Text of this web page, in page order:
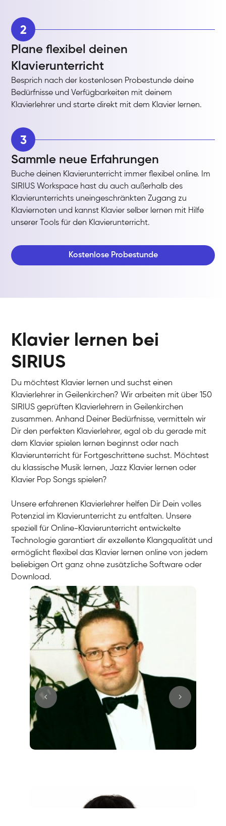
2
Plane flexibel deinen
Klavierunterricht
Besprich nach der kostenlosen Probestunde deine
Bedürfnisse und Verfügbarkeiten mit deinem
Klavierlehrer und starte direkt mit dem Klavier lernen.
3
Sammle neue Erfahrungen
Buche deinen Klavierunterricht immer flexibel online. Im
SIRIUS Workspace hast du auch außerhalb des
Klavierunterrichts uneingeschränkten Zugang zu
Klaviernoten und kannst Klavier selber lernen mit Hilfe
unserer Tools für den Klavierunterricht.
Kostenlose Probestunde
Klavier lernen bei
SIRIUS
Du möchtest Klavier lernen und suchst einen
Klavierlehrer in Geilenkirchen? Wir arbeiten mit über 150
SIRIUS geprüften Klavierlehrern in Geilenkirchen
zusammen. Anhand Deiner Bedürfnisse, vermitteln wir
Dir den perfekten Klavierlehrer, egal ob du gerade mit
dem Klavier spielen lernen beginnst oder nach
Klavierunterricht für Fortgeschrittene suchst. Möchtest
du klassische Musik lernen, Jazz Klavier lernen oder
Klavier Pop Songs spielen?
Unsere erfahrenen Klavierlehrer helfen Dir Dein volles
Potenzial im Klavierunterricht zu entfalten. Unsere
speziell für Online-Klavierunterricht entwickelte
Technologie garantiert dir exzellente Klangqualität und
ermöglicht flexibel das Klavier lernen online von jedem
beliebigen Ort ganz ohne zusätzliche Software oder
Download.